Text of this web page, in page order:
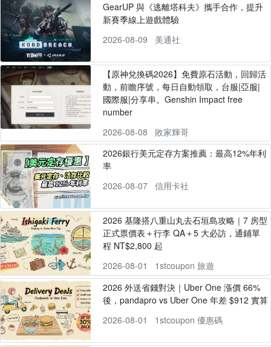
GearUP 與《逃離塔科夫》攜手合作，提升
新賽季線上遊戲體驗
2026-08-09
美通社
【原神兌換碼2026】免費原石活動，回歸活
動，前瞻序號，每日自動領取，台服|亞服|
國際服|分享串。Genshin Impact free
number
2026-08-08
敗家輝哥
2026銀行美元定存方案推薦：最高12%年利
率
2026-08-07
信用卡社
2026 基隆搭八重山丸去石垣島攻略｜7 房型
正式票價表＋行李 QA＋5 大必訪，通鋪單
程 NT$2,800 起
2026-08-01
1stcoupon 旅遊
2026 外送省錢對決｜Uber One 漲價 66%
後，pandapro vs Uber One 年差 $912 實算
2026-08-01
1stcoupon 優惠碼